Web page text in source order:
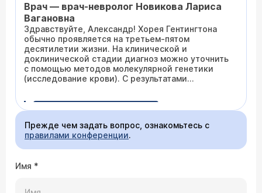
Есть ли надежда, что это заболевание не
проявится у сына.
Врач — врач-невролог Новикова Лариса
Вагановна
Здравствуйте, Александр! Хорея Гентингтона
обычно проявляется на третьем-пятом
десятилетии жизни. На клинической и
доклинической стадии диагноз можно уточнить
с помощью методов молекулярной генетики
(исследование крови). С результатами
обратиться к нейрогенетику.
Моему парню сейчас 28 лет. Он находится в
зоне риска заболевания Хореей Гентингтона,
унаследовал ли он больные гены или нет. И
Прежде чем задать вопрос, ознакомьтесь с
правилами конференции.
Имя *